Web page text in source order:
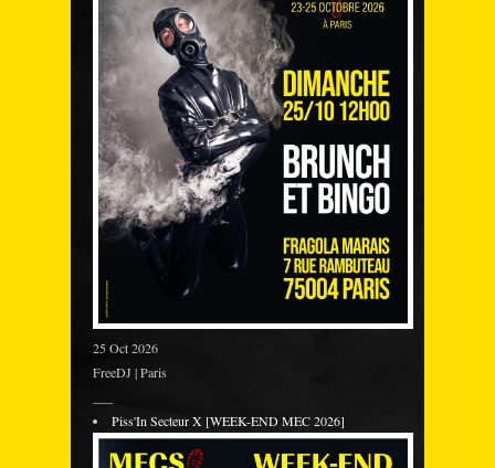
25 Oct 2026
FreeDJ | Paris
Piss'In Secteur X [WEEK-END MEC 2026]